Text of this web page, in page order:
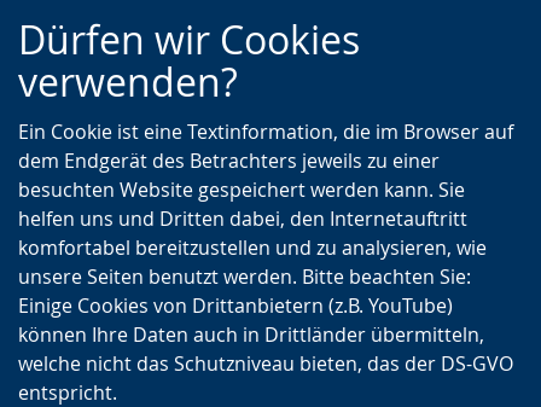
Zur
Hauptnavigation
Zur
Seitennavigation
Zum
Inhalt
Dürfen wir Cookies
verwenden?
Ein Cookie ist eine Textinformation, die im Browser auf
dem Endgerät des Betrachters jeweils zu einer
besuchten Website gespeichert werden kann. Sie
helfen uns und Dritten dabei, den Internetauftritt
komfortabel bereitzustellen und zu analysieren, wie
unsere Seiten benutzt werden. Bitte beachten Sie:
Einige Cookies von Drittanbietern (z.B. YouTube)
können Ihre Daten auch in Drittländer übermitteln,
welche nicht das Schutzniveau bieten, das der DS-GVO
entspricht.